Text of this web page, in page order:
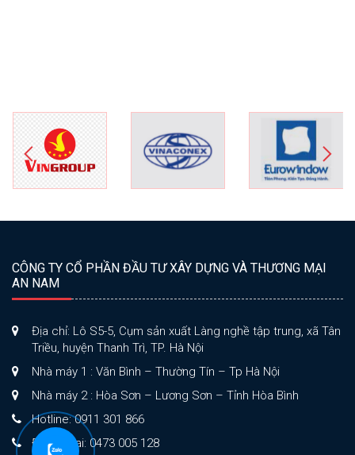
CÔNG TY CỔ PHẦN ĐẦU TƯ XÂY DỰNG VÀ THƯƠNG MẠI
AN NAM
Địa chỉ: Lô S5-5, Cụm sản xuất Làng nghề tập trung, xã Tân
Triều, huyện Thanh Trì, TP. Hà Nội
Nhà máy 1 : Văn Bình – Thường Tín – Tp Hà Nội
Nhà máy 2 : Hòa Sơn – Lương Sơn – Tỉnh Hòa Bình
Hotline: 0911 301 866
Điện thoại: 0473 005 128